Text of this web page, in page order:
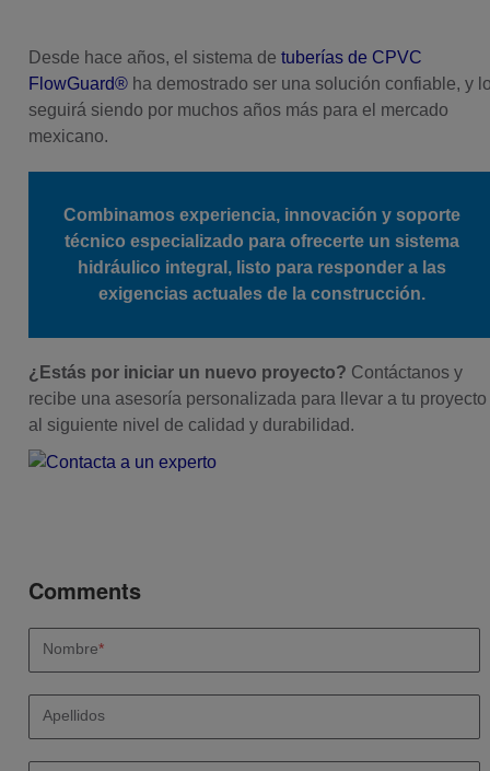
Desde hace años, el sistema detuberías de CPVC
FlowGuard® ha demostrado ser una solución confiable, y
seguirá siendo por muchos años más para el mercado
mexicano.
Combinamos experiencia, innovación y soporte
técnico especializado para ofrecerte un sistema
hidráulico integral, listo para responder a las
exigencias actuales de la construcción.
¿Estás por iniciar un nuevo proyecto? Contáctanos y
recibe una asesoría personalizada para llevar a tu proyecto
al siguiente nivel de calidad y durabilidad.
Nombre*
Apellidos